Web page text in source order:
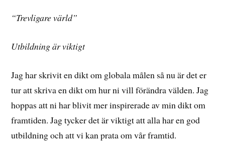
“Trevligare värld”
Utbildning är viktigt
Jag har skrivit en dikt om globala målen så nu är det er
tur att skriva en dikt om hur ni vill förändra välden. Jag
hoppas att ni har blivit mer inspirerade av min dikt om
framtiden. Jag tycker det är viktigt att alla har en god
utbildning och att vi kan prata om vår framtid.